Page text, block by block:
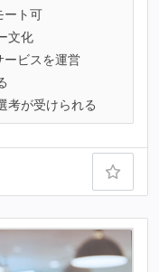
ート可
文化
ービスを運営
考が受けられる